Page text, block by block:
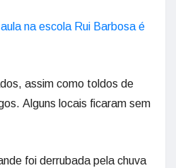
na escola Rui Barbosa é
assim como toldos de
Alguns locais ficaram sem
foi derrubada pela chuva